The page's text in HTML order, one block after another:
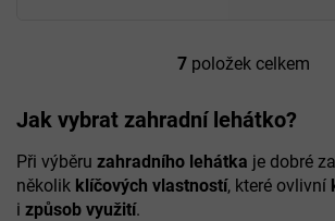
O
l
d
a
c
7 položek celkem
Jak vybrat zahradní lehátko?
Při výběru zahradního lehátka je dobré
několik klíčových vlastností, které ovlivní
i způsob využití.